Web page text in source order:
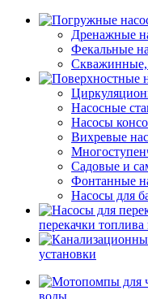
Дренажные
Фекальные
Скважинные,
Насосные
Насосы
Вихревые
Садовые и
Фонтанные
Насосы для
перекачки топлива
установки
воды